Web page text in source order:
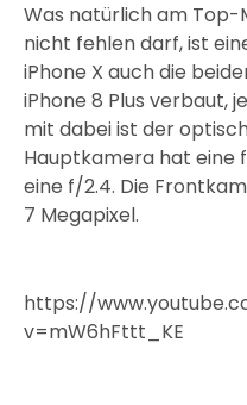
Was natürlich am Top-
nicht fehlen darf, ist
iPhone X auch die
iPhone 8 Plus verbaut,
mit dabei ist der
Hauptkamera hat eine
eine f/2.4. Die
7 Megapixel.
https://
v=mW6hFttt_KE